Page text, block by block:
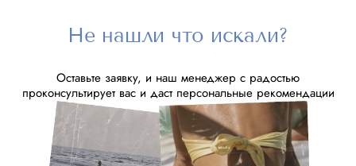
Не нашли что искали?
Оставьте заявку, и наш менеджер с радостью
проконсультирует вас и даст персональные рекомендации